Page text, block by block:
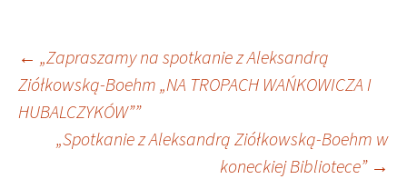
Nawigacja
wpisu
← „Zapraszamy na spotkanie z Aleksandrą
Ziółkowską-Boehm „NA TROPACH WAŃKOWICZA I
HUBALCZYKÓW””
„Spotkanie z Aleksandrą Ziółkowską-Boehm w
koneckiej Bibliotece” →